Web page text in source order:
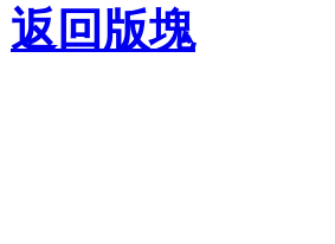
返回版塊